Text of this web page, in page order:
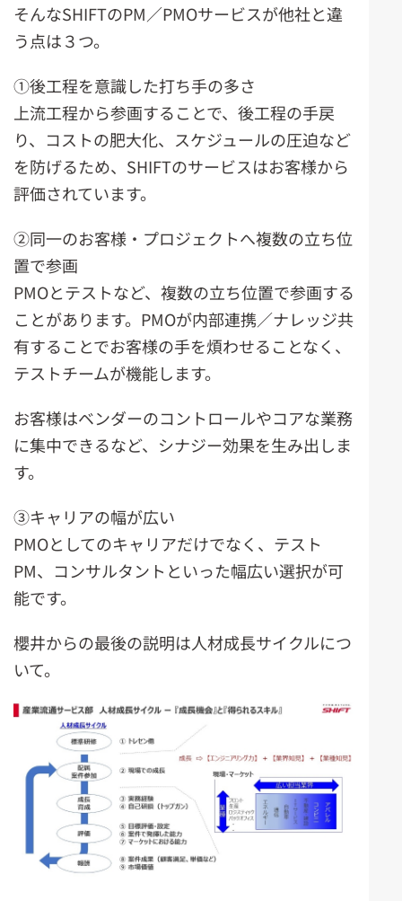
そんなSHIFTのPM／PMOサービスが他社と違
う点は３つ。
①後工程を意識した打ち手の多さ
上流工程から参画することで、後工程の手戻
り、コストの肥大化、スケジュールの圧迫など
を防げるため、SHIFTのサービスはお客様から
評価されています。
②同一のお客様・プロジェクトへ複数の立ち位
置で参画
PMOとテストなど、複数の立ち位置で参画する
ことがあります。PMOが内部連携／ナレッジ共
有することでお客様の手を煩わせることなく、
テストチームが機能します。
お客様はベンダーのコントロールやコアな業務
に集中できるなど、シナジー効果を生み出しま
す。
③キャリアの幅が広い
PMOとしてのキャリアだけでなく、テスト
PM、コンサルタントといった幅広い選択が可
能です。
櫻井からの最後の説明は人材成長サイクルにつ
いて。